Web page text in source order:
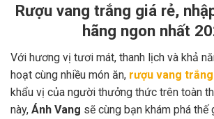
Rượu vang trắng giá rẻ,
hãng ngon nhất
Với hương vị tươi mát, thanh lịch và khả
hoạt cùng nhiều món ăn, rượu vang trắng
khẩu vị của người thưởng thức trên toàn
này, Ánh Vang sẽ cùng bạn khám phá